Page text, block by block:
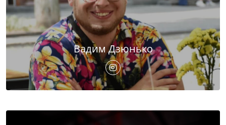
Вадим Дзюнько